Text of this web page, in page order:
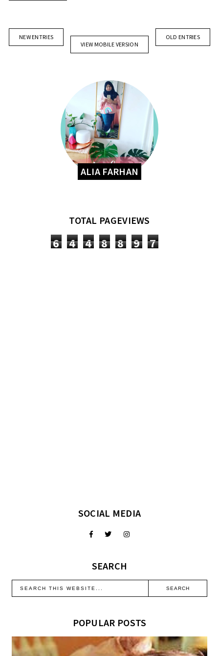
NEW ENTRIES
OLD ENTRIES
VIEW MOBILE VERSION
ALIA FARHAN
TOTAL PAGEVIEWS
6 4 4 8 8 9 7
SOCIAL MEDIA
SEARCH
POPULAR POSTS